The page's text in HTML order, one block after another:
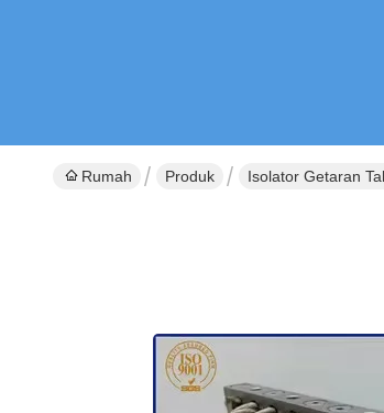
Rumah Produk Isolator Getaran